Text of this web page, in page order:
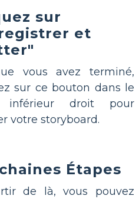
sur
et
vous avez terminé,
sur ce bouton dans le
inférieur droit pour
votre storyboard.
Étapes
de là, vous pouvez